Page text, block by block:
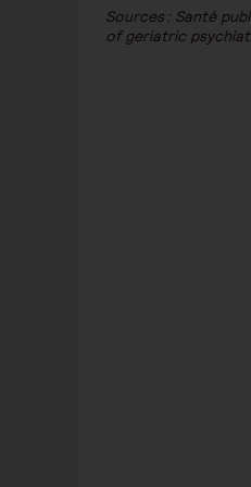
Sources : Santé
of geriatric